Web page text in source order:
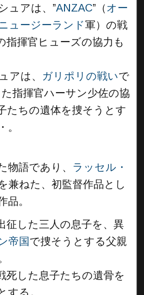
ュアは、”ANZAC”（オー
ュージーランド軍）の戦
指揮官ヒューズの協力も
アは、 ガリポリの戦いで
指揮官ハーサン少佐の協
たちの遺体を捜そうとす
。
物語であり、 ラッセル・
兼ねた、初監督作品とし
品。
征した三人の息子を、異
帝国で捜そうとする父親
死した息子たちの遺骨を
する。